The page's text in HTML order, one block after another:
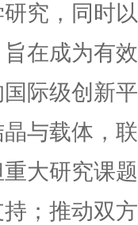
究，同时
在成为有
际级创新
与载体，
大研究课
；推动双